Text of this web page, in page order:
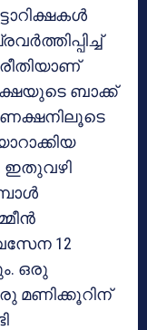
ബാക്ക്
ഇതുവഴി
12
ഒരു
മണിക്കൂറിന്